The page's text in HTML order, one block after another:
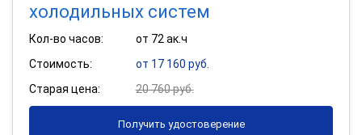
холодильных систем
Кол-во часов:
от 72 ак.ч
Стоимость:
от 17 160 руб.
Старая цена:
20 760 руб.
Получить удостоверение